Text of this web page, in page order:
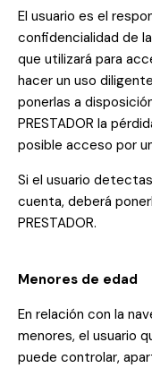
El usuario es el
confidencialidad de
que utilizará para
hacer un uso
ponerlas a
PRESTADOR la
posible acceso por
Si el usuario
cuenta, deberá
PRESTADOR.
Menores de edad
En relación con la
menores, el usuario
puede controlar,